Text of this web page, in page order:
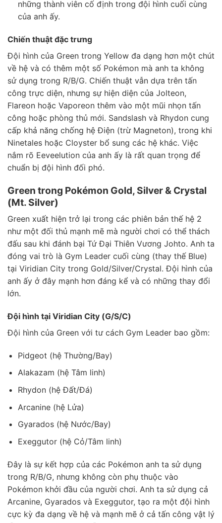
những thành viên cố định trong đội hình cuối cùng
của anh ấy.
Chiến thuật đặc trưng
Đội hình của Green trong Yellow đa dạng hơn một chút
về hệ và có thêm một số Pokémon mà anh ta không
sử dụng trong R/B/G. Chiến thuật vẫn dựa trên tấn
công trực diện, nhưng sự hiện diện của Jolteon,
Flareon hoặc Vaporeon thêm vào một mũi nhọn tấn
công hoặc phòng thủ mới. Sandslash và Rhydon cung
cấp khả năng chống hệ Điện (trừ Magneton), trong khi
Ninetales hoặc Cloyster bổ sung các hệ khác. Việc
nắm rõ Eeveelution của anh ấy là rất quan trọng để
chuẩn bị đội hình đối phó.
Green trong Pokémon Gold, Silver & Crystal
(Mt. Silver)
Green xuất hiện trở lại trong các phiên bản thế hệ 2
như một đối thủ mạnh mẽ mà người chơi có thể thách
đấu sau khi đánh bại Tứ Đại Thiên Vương Johto. Anh ta
đóng vai trò là Gym Leader cuối cùng (thay thế Blue)
tại Viridian City trong Gold/Silver/Crystal. Đội hình của
anh ấy ở đây mạnh hơn đáng kể và có những thay đổi
lớn.
Đội hình tại Viridian City (G/S/C)
Đội hình của Green với tư cách Gym Leader bao gồm:
Pidgeot (hệ Thường/Bay)
Alakazam (hệ Tâm linh)
Rhydon (hệ Đất/Đá)
Arcanine (hệ Lửa)
Gyarados (hệ Nước/Bay)
Exeggutor (hệ Cỏ/Tâm linh)
Đây là sự kết hợp của các Pokémon anh ta sử dụng
trong R/B/G, nhưng không còn phụ thuộc vào
Pokémon khởi đầu của người chơi. Anh ta sử dụng cả
Arcanine, Gyarados và Exeggutor, tạo ra một đội hình
cực kỳ đa dạng về hệ và mạnh mẽ ở cả tấn công vật lý